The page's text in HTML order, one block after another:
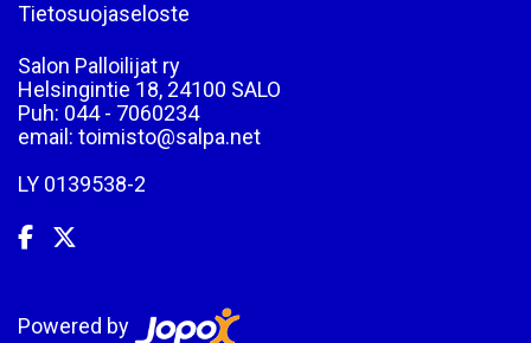
Tietosuojaseloste
Salon Palloilijat ry
Helsingintie 18, 24100 SALO
Puh: 044 - 7060234
email: toimisto@salpa.net
LY 0139538-2
Powered by